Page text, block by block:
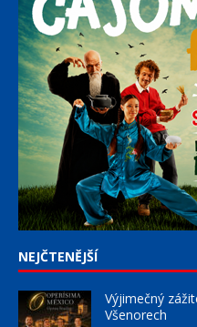
NEJČTENĚJŠÍ
Výjimečný
Všenorech